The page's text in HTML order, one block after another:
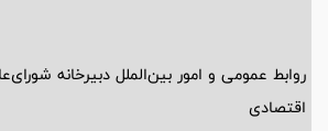
روابط عمومی و امور بین‌الملل دبیرخانه
اقتصادی